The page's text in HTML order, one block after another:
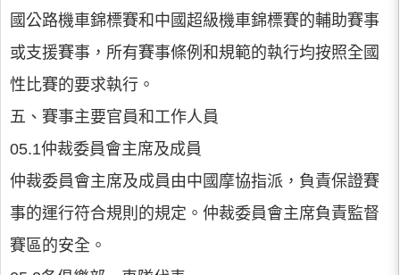
國公路機車錦標賽和中國超級機車錦標賽的輔助賽事
或支援賽事，所有賽事條例和規範的執行均按照全國
性比賽的要求執行。
五、賽事主要官員和工作人員
05.1仲裁委員會主席及成員
仲裁委員會主席及成員由中國摩協指派，負責保證賽
事的運行符合規則的規定。仲裁委員會主席負責監督
賽區的安全。